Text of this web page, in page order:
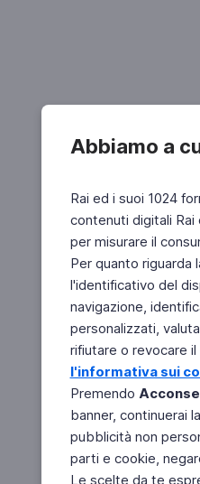
Abbiamo a
Rai ed i suoi 1024
contenuti digitali
per misurare il
Per quanto
l'identificativo del
navigazione,
personalizzati,
rifiutare o revocare
l'informativa sui
Premendo
banner, continuerai
pubblicità non
parti e cookie,
Le scelte da te